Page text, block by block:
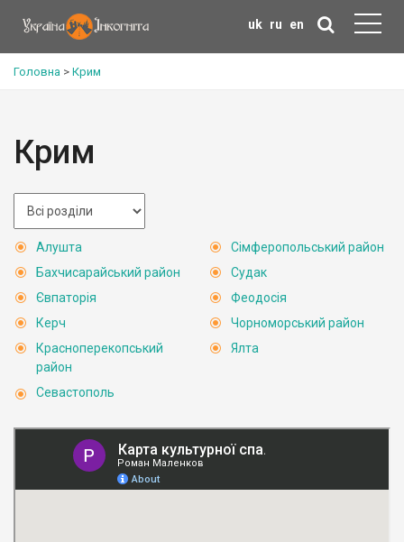
uk ru en
Головна > Крим
Крим
Алушта
Бахчисарайський район
Євпаторія
Керч
Красноперекопський
район
Севастополь
Сімферопольський район
Судак
Феодосія
Чорноморський район
Ялта